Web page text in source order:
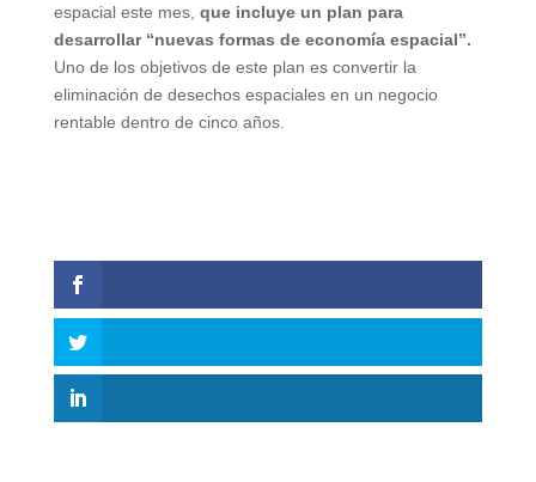
espacial este mes, que incluye un plan para
desarrollar “nuevas formas de economía espacial”.
Uno de los objetivos de este plan es convertir la
eliminación de desechos espaciales en un negocio
rentable dentro de cinco años.